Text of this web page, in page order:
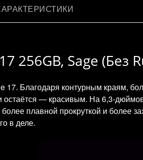
256GB, Sage (Без
17. Благодаря контурным краям,
— красивым. На 6,3-
плавной прокруткой и более
в деле.